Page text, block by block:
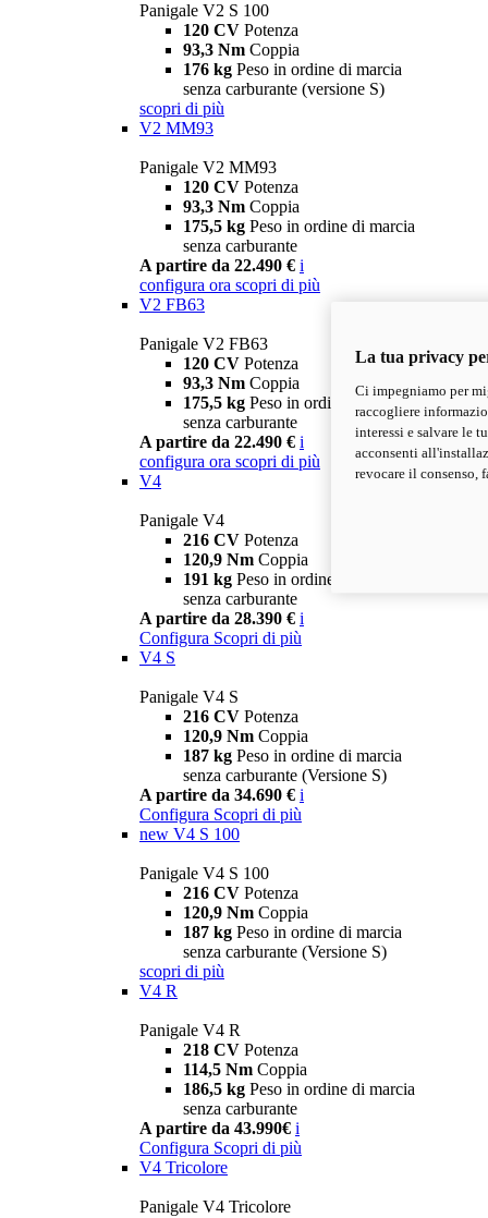
Panigale V2 S 100
120 CV Potenza
93,3 Nm Coppia
176 kg Peso in ordine di marcia
senza carburante (versione S)
scopri di più
V2 MM93
Panigale V2 MM93
120 CV Potenza
93,3 Nm Coppia
175,5 kg Peso in ordine di marcia
senza carburante
A partire da 22.490 € i
configura ora scopri di più
V2 FB63
Panigale V2 FB63
120 CV Potenza
93,3 Nm Coppia
175,5 kg Peso in ordine di marcia
senza carburante
A partire da 22.490 € i
configura ora scopri di più
V4
Panigale V4
216 CV Potenza
120,9 Nm Coppia
191 kg Peso in ordine di marcia
senza carburante
A partire da 28.390 € i
Configura Scopri di più
V4 S
Panigale V4 S
216 CV Potenza
120,9 Nm Coppia
187 kg Peso in ordine di marcia
senza carburante (Versione S)
A partire da 34.690 € i
Configura Scopri di più
new V4 S 100
Panigale V4 S 100
216 CV Potenza
120,9 Nm Coppia
187 kg Peso in ordine di marcia
senza carburante (Versione S)
scopri di più
V4 R
Panigale V4 R
218 CV Potenza
114,5 Nm Coppia
186,5 kg Peso in ordine di marcia
senza carburante
A partire da 43.990€ i
Configura Scopri di più
V4 Tricolore
Panigale V4 Tricolore
La tua privacy
Ci impegniamo per
raccogliere
interessi e salvare le
acconsenti
revocare il consenso,